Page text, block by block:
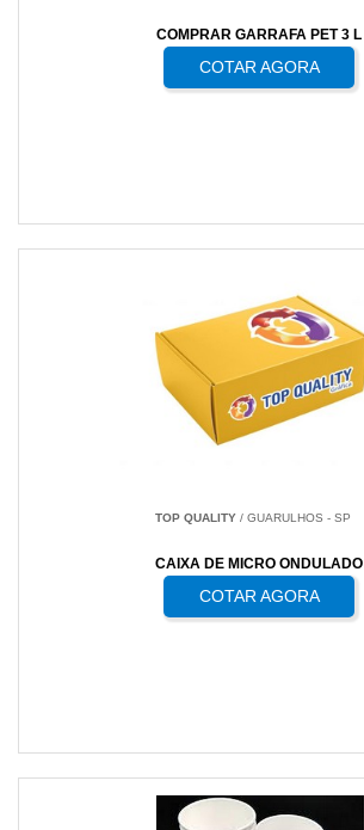
COMPRAR GARRAFA PET 3 L
COTAR AGORA
TOP QUALITY/ GUARULHOS - SP
CAIXA DE MICRO ONDULADO
COTAR AGORA